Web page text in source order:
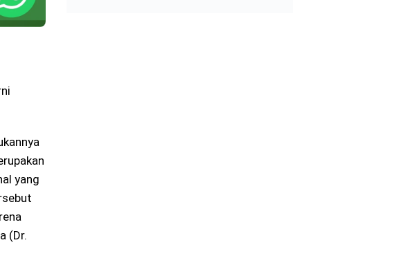
yang
(Dr.